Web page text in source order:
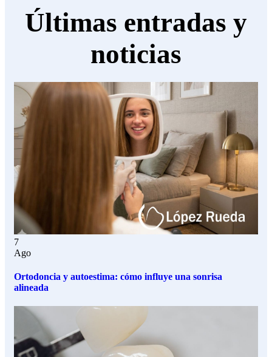
Últimas entradas y
noticias
7
Ago
Ortodoncia y autoestima: cómo influye una sonrisa
alineada